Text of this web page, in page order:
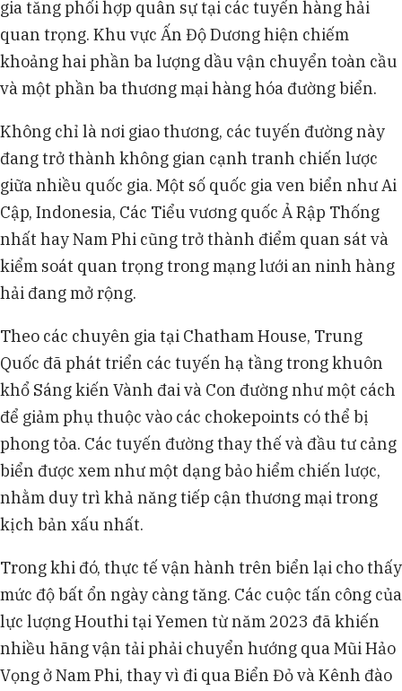
gia tăng phối hợp quân sự tại các tuyến hàng hải
quan trọng. Khu vực Ấn Độ Dương hiện chiếm
khoảng hai phần ba lượng dầu vận chuyển toàn cầu
và một phần ba thương mại hàng hóa đường biển.
Không chỉ là nơi giao thương, các tuyến đường này
đang trở thành không gian cạnh tranh chiến lược
giữa nhiều quốc gia. Một số quốc gia ven biển như Ai
Cập, Indonesia, Các Tiểu vương quốc Ả Rập Thống
nhất hay Nam Phi cũng trở thành điểm quan sát và
kiểm soát quan trọng trong mạng lưới an ninh hàng
hải đang mở rộng.
Theo các chuyên gia tại Chatham House, Trung
Quốc đã phát triển các tuyến hạ tầng trong khuôn
khổ Sáng kiến Vành đai và Con đường như một cách
để giảm phụ thuộc vào các chokepoints có thể bị
phong tỏa. Các tuyến đường thay thế và đầu tư cảng
biển được xem như một dạng bảo hiểm chiến lược,
nhằm duy trì khả năng tiếp cận thương mại trong
kịch bản xấu nhất.
Trong khi đó, thực tế vận hành trên biển lại cho thấy
mức độ bất ổn ngày càng tăng. Các cuộc tấn công của
lực lượng Houthi tại Yemen từ năm 2023 đã khiến
nhiều hãng vận tải phải chuyển hướng qua Mũi Hảo
Vọng ở Nam Phi, thay vì đi qua Biển Đỏ và Kênh đào